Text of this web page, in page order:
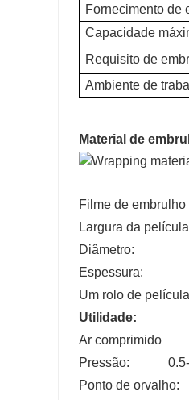
Fornecimento de
Capacidade
Requisito de
Ambiente de
Material de
Filme de
Largura da
Diâmetro:
Espessura:
Um rolo de
Utilidade:
Ar comprimido
Pressão: 0.5-
Ponto de